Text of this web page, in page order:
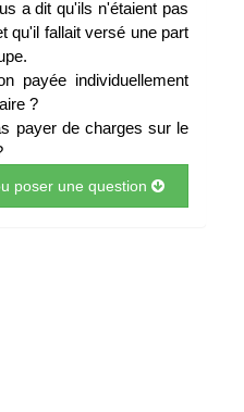
a dit qu'ils n'étaient pas
qu'il fallait versé une part
payée individuellement
?
payer de charges sur le
poser une question